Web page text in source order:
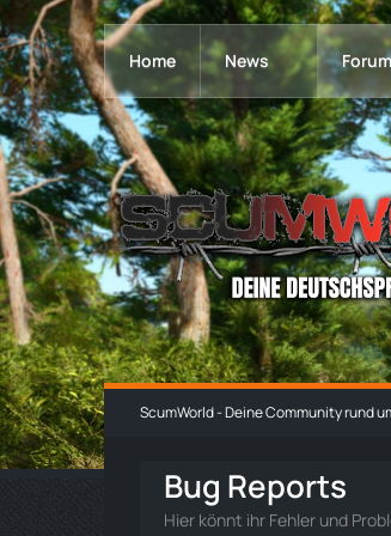
Home News
ScumWorld - Deine Community rund
Bug Reports
Hier könnt ihr Fehler und